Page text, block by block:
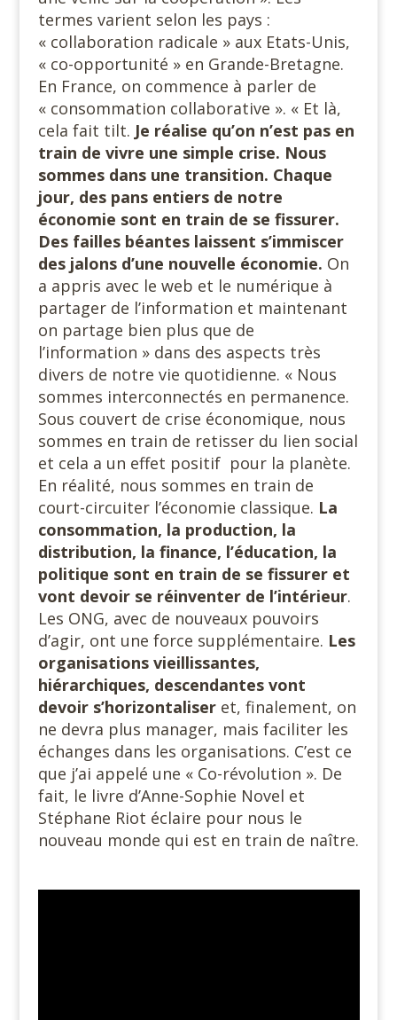
termes varient selon les pays :
« collaboration radicale » aux Etats-Unis,
« co-opportunité » en Grande-Bretagne.
En France, on commence à parler de
« consommation collaborative ». « Et là,
cela fait tilt. Je réalise qu’on n’est pas en
train de vivre une simple crise. Nous
sommes dans une transition. Chaque
jour, des pans entiers de notre
économie sont en train de se fissurer.
Des failles béantes laissent s’immiscer
des jalons d’une nouvelle économie. On
a appris avec le web et le numérique à
partager de l’information et maintenant
on partage bien plus que de
l’information » dans des aspects très
divers de notre vie quotidienne. « Nous
sommes interconnectés en permanence.
Sous couvert de crise économique, nous
sommes en train de retisser du lien social
et cela a un effet positif pour la planète.
En réalité, nous sommes en train de
court-circuiter l’économie classique. La
consommation, la production, la
distribution, la finance, l’éducation, la
politique sont en train de se fissurer et
vont devoir se réinventer de l’intérieur.
Les ONG, avec de nouveaux pouvoirs
d’agir, ont une force supplémentaire. Les
organisations vieillissantes,
hiérarchiques, descendantes vont
devoir s’horizontaliseret, finalement, on
ne devra plus manager, mais faciliter les
échanges dans les organisations. C’est ce
que j’ai appelé une « Co-révolution ». De
fait, le livre d’Anne-Sophie Novel et
Stéphane Riot éclaire pour nous le
nouveau monde qui est en train de naître.